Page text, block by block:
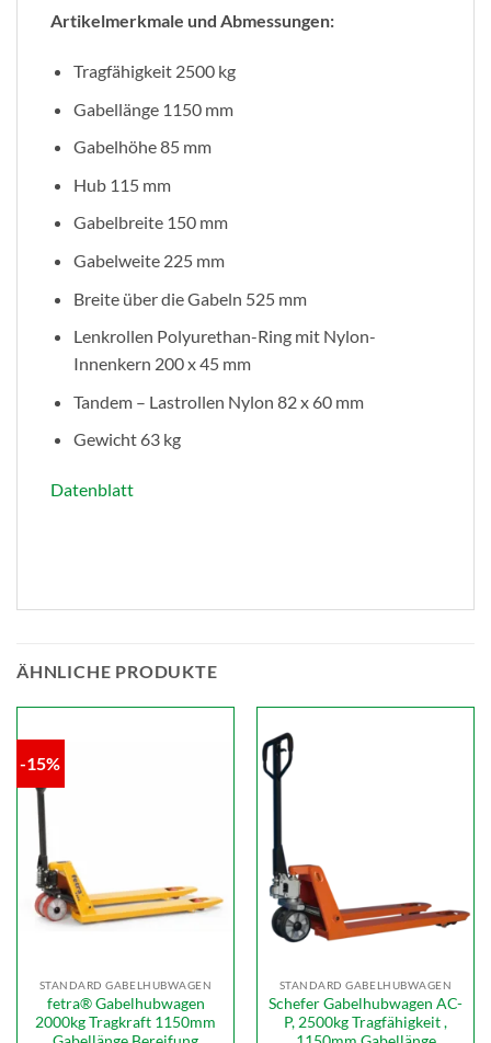
Artikelmerkmale und Abmessungen:
Tragfähigkeit 2500 kg
Gabellänge 1150 mm
Gabelhöhe 85 mm
Hub 115 mm
Gabelbreite 150 mm
Gabelweite 225 mm
Breite über die Gabeln 525 mm
Lenkrollen Polyurethan-Ring mit Nylon-
Innenkern 200 x 45 mm
Tandem – Lastrollen Nylon 82 x 60 mm
Gewicht 63 kg
Datenblatt
ÄHNLICHE PRODUKTE
-15%
STANDARD GABELHUBWAGEN
fetra® Gabelhubwagen
2000kg Tragkraft 1150mm
STANDARD GABELHUBWAGEN
Schefer Gabelhubwagen AC-
P, 2500kg Tragfähigkeit ,